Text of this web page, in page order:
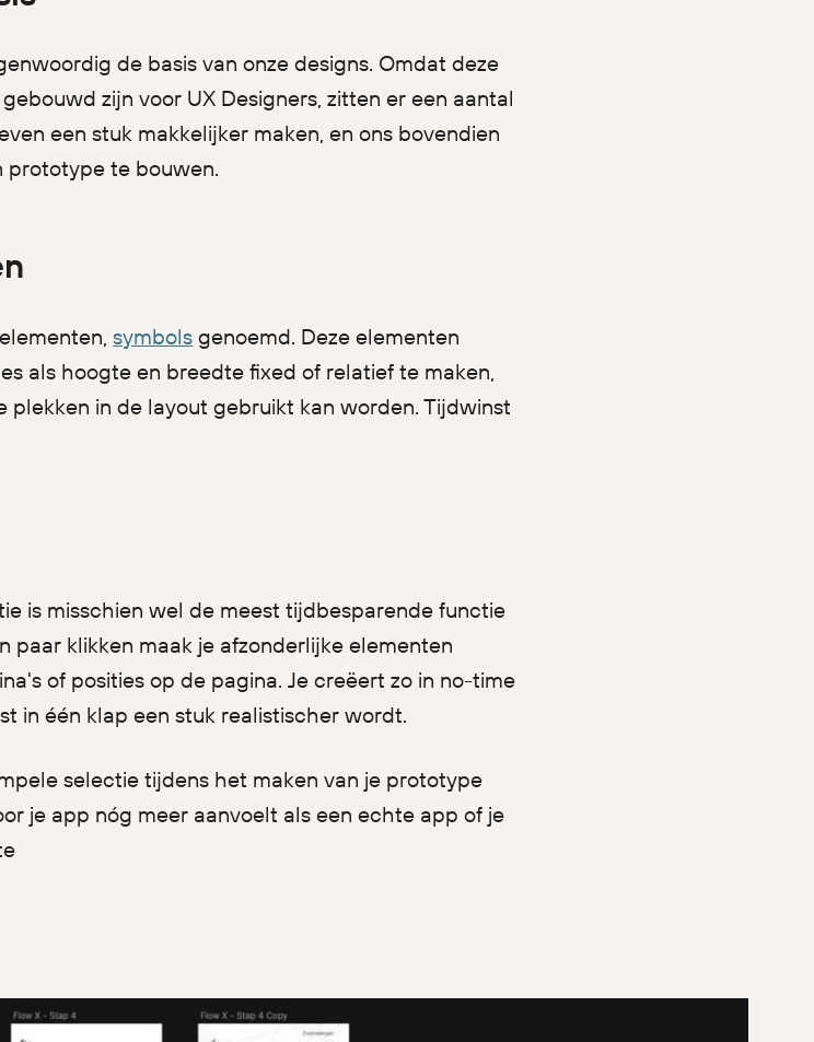
de basis van onze designs. Omdat deze
zijn voor UX Designers, zitten er een aantal
een stuk makkelijker maken, en ons bovendien
prototype te bouwen.
symbols genoemd. Deze elementen
als hoogte en breedte fixed of relatief te maken,
in de layout gebruikt kan worden. Tijdwinst
is misschien wel de meest tijdbesparende functie
paar klikken maak je afzonderlijke elementen
of posities op de pagina. Je creëert zo in no-time
in één klap een stuk realistischer wordt.
selectie tijdens het maken van je prototype
je app nóg meer aanvoelt als een echte app of je